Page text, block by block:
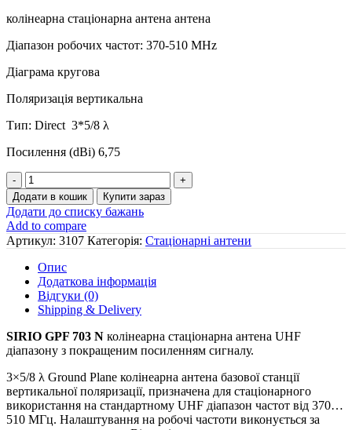
колінеарна стаціонарна антена антена
Діапазон робочих частот: 370-510 МНz
Діаграма кругова
Поляризація вертикальна
Тип: Direct 3*5/8 λ
Посилення (dBі) 6,75
UHF
колінеарна
стаціонарна
антена
SIRIO
GPF
703
кількість
Додати в кошик Купити зараз
Додати до списку бажань
Add to compare
Артикул: 3107 Категорія: Стаціонарні антени
Опис
Додаткова інформація
Відгуки (0)
Shipping & Delivery
SIRIO GPF 703 N колінеарна стаціонарна антена UHF
діапазону з покращеним посиленням сигналу.
3×5/8 λ Ground Plane колінеарна антена базової станції
вертикальної поляризації, призначена для стаціонарного
використання на стандартному UHF діапазон частот від 370…
510 МГц. Налаштування на робочі частоти виконується за